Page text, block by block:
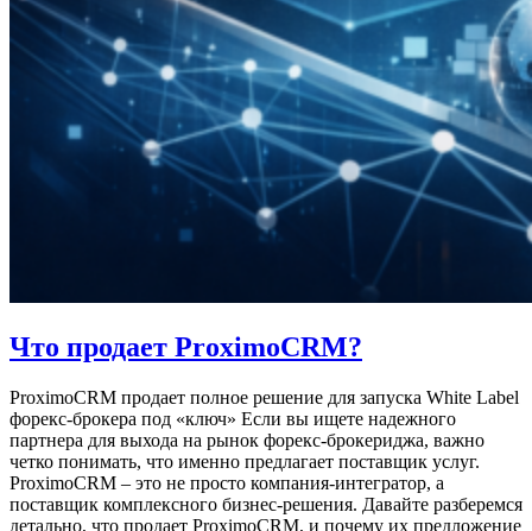
Что продает ProximoCRM?
ProximoCRM продает полное решение для запуска White Label
форекс-брокера под «ключ» Если вы ищете надежного
партнера для выхода на рынок форекс-брокериджа, важно
четко понимать, что именно предлагает поставщик услуг.
ProximoCRM – это не просто компания-интегратор, а
поставщик комплексного бизнес-решения. Давайте разберемся
детально, что продает ProximoCRM, и почему их предложение